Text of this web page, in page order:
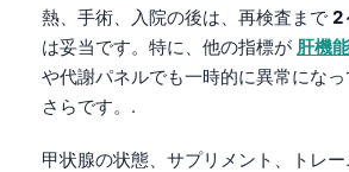
熱、手術、入院の後は、再検査まで 2
は妥当です。特に、他の指標が 肝機
や代謝パネルでも一時的に異常にな
さらです。.
甲状腺の状態、サプリメント、トレ
ಕನ್ನಡ
മലയാളം
Bahasa Melayu